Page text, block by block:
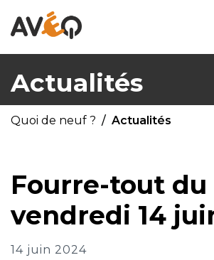
Actualités
Quoi de neuf ? Actualités
Fourre-tout du
vendredi 14
14 juin 2024